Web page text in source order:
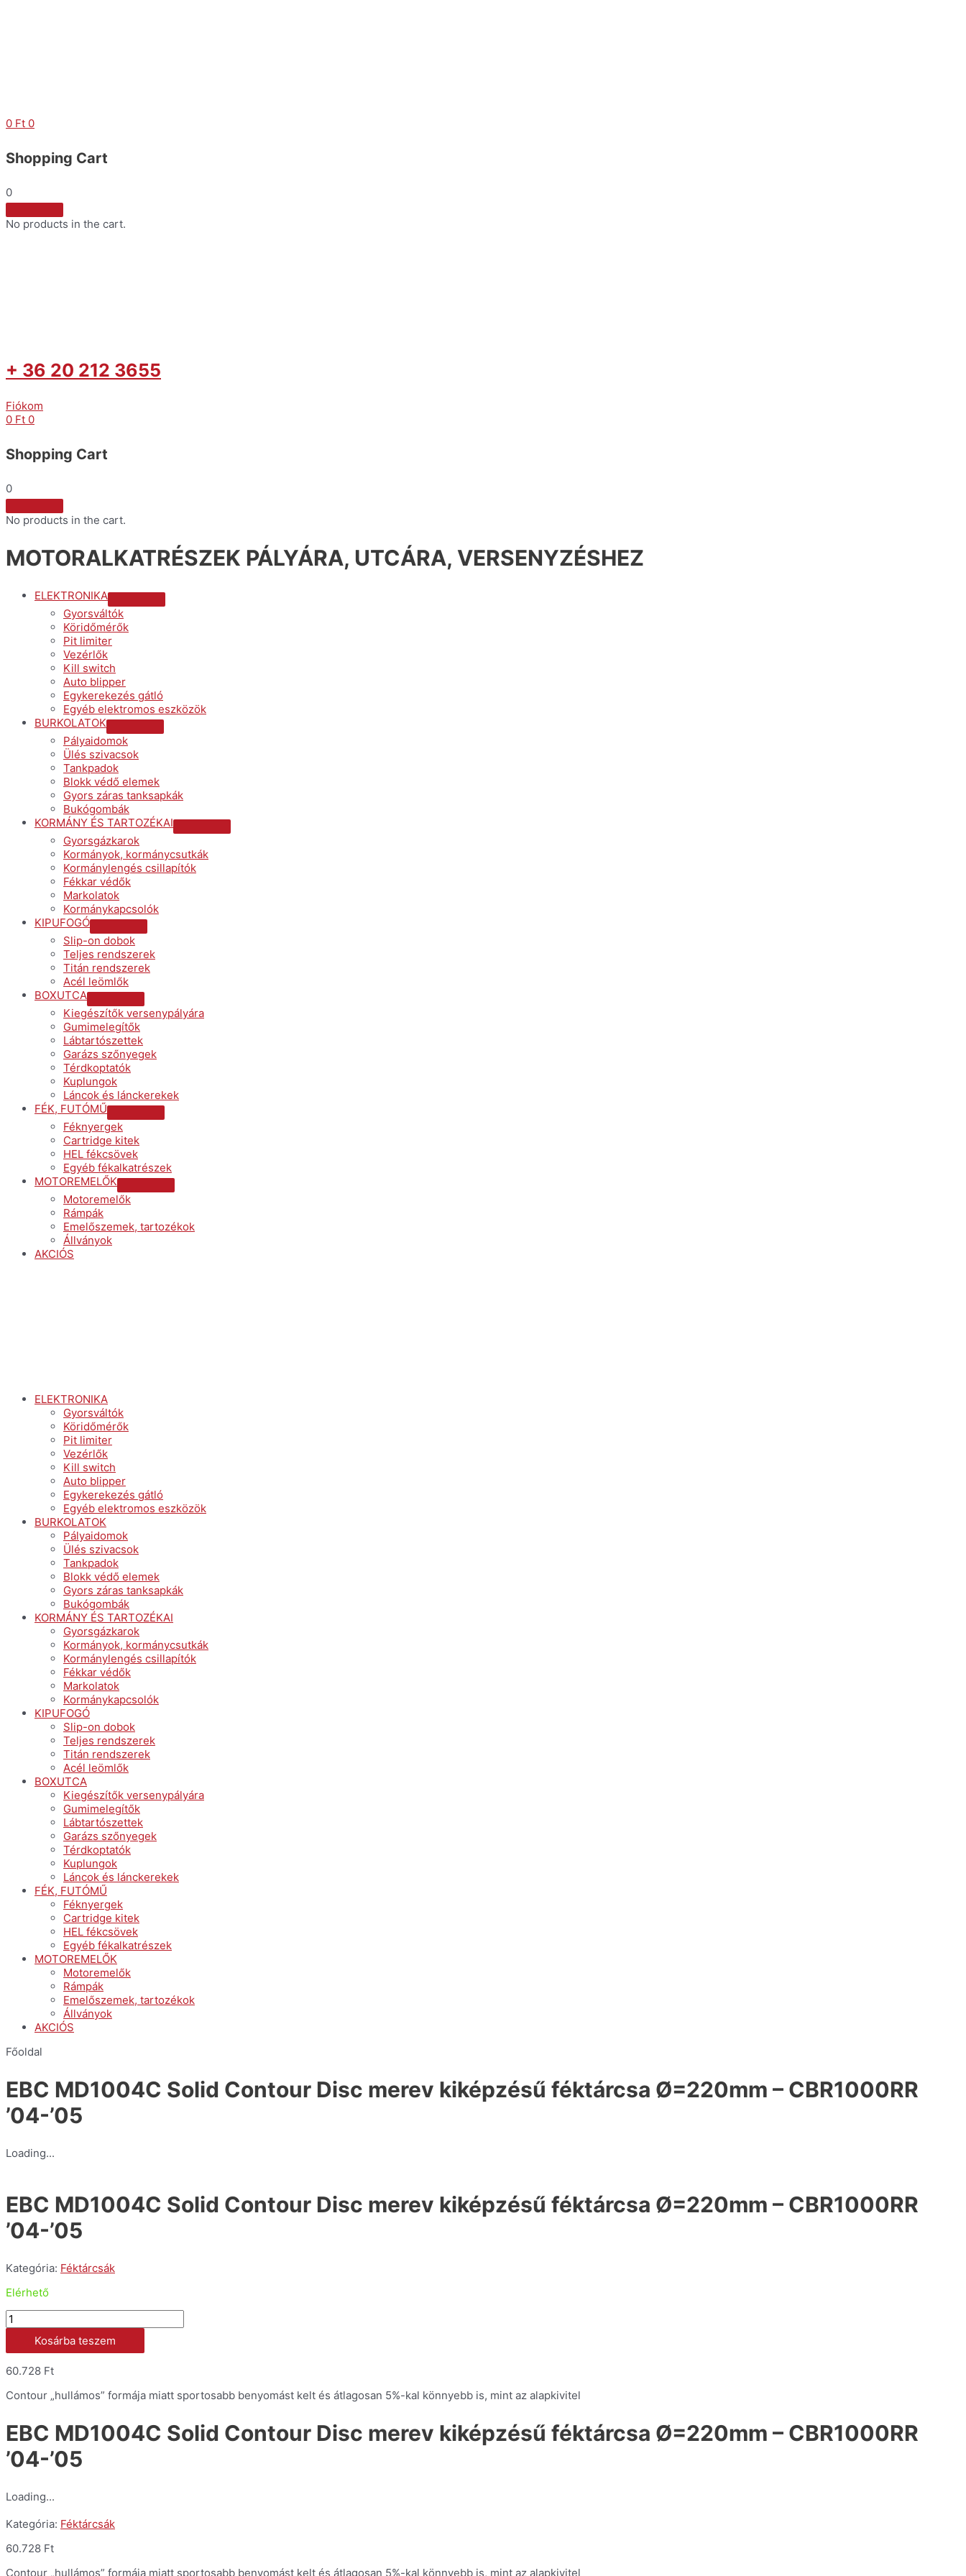
0 Ft 0
Shopping Cart
0
No products in the cart.
+ 36 20 212 3655
Fiókom
0 Ft 0
Shopping Cart
0
No products in the cart.
MOTORALKATRÉSZEK PÁLYÁRA, UTCÁRA, VERSENYZÉSHEZ
ELEKTRONIKA
Menu
Gyorsváltók
Köridőmérők
Pit limiter
Vezérlők
Kill switch
Auto blipper
Egykerekezés gátló
Egyéb elektromos eszközök
BURKOLATOK
Menu
Pályaidomok
Ülés szivacsok
Tankpadok
Blokk védő elemek
Gyors záras tanksapkák
Bukógombák
KORMÁNY ÉS TARTOZÉKAI
Menu
Gyorsgázkarok
Kormányok, kormánycsutkák
Kormánylengés csillapítók
Fékkar védők
Markolatok
Kormánykapcsolók
KIPUFOGÓ
Menu
Toggle
Slip-on dobok
Teljes rendszerek
Titán rendszerek
Acél leömlők
BOXUTCA
Menu
Toggle
Kiegészítők versenypályára
Gumimelegítők
Lábtartószettek
Garázs szőnyegek
Térdkoptatók
Kuplungok
Láncok és lánckerekek
FÉK, FUTÓMŰ
Menu
Féknyergek
Cartridge kitek
HEL fékcsövek
Egyéb fékalkatrészek
MOTOREMELŐK
Menu
Motoremelők
Rámpák
Emelőszemek, tartozékok
Állványok
AKCIÓS
ELEKTRONIKA
Gyorsváltók
Köridőmérők
Pit limiter
Vezérlők
Kill switch
Auto blipper
Egykerekezés gátló
Egyéb elektromos eszközök
BURKOLATOK
Pályaidomok
Ülés szivacsok
Tankpadok
Blokk védő elemek
Gyors záras tanksapkák
Bukógombák
KORMÁNY ÉS TARTOZÉKAI
Gyorsgázkarok
Kormányok, kormánycsutkák
Kormánylengés csillapítók
Fékkar védők
Markolatok
Kormánykapcsolók
KIPUFOGÓ
Slip-on dobok
Teljes rendszerek
Titán rendszerek
Acél leömlők
BOXUTCA
Kiegészítők versenypályára
Gumimelegítők
Lábtartószettek
Garázs szőnyegek
Térdkoptatók
Kuplungok
Láncok és lánckerekek
FÉK, FUTÓMŰ
Féknyergek
Cartridge kitek
HEL fékcsövek
Egyéb fékalkatrészek
MOTOREMELŐK
Motoremelők
Rámpák
Emelőszemek, tartozékok
Állványok
AKCIÓS
Főoldal
EBC MD1004C Solid Contour Disc merev kiképzésű féktárcsa Ø=220mm – CBR1000RR
’04-’05
Loading...
EBC MD1004C Solid Contour Disc merev kiképzésű féktárcsa Ø=220mm – CBR1000RR
’04-’05
Kategória: Féktárcsák
Elérhető
EBC
MD1004C
Contour
Disc
kiképzésű
Ø=220mm
-
CBR1000RR
'04-
mennyiség
Kosárba teszem
60.728 Ft
Contour „hullámos” formája miatt sportosabb benyomást kelt és átlagosan 5%-kal könnyebb is, mint az alapkivitel
EBC MD1004C Solid Contour Disc merev kiképzésű féktárcsa Ø=220mm – CBR1000RR
’04-’05
Loading...
Kategória: Féktárcsák
60.728 Ft
Contour „hullámos” formája miatt sportosabb benyomást kelt és átlagosan 5%-kal könnyebb is, mint az alapkivitel